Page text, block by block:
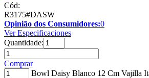
Cód:
R3175#DASW
Opinião dos Consumidores:0
Ver Especificaciones
Quantidade:
Comprar
Bowl Daisy Blanco 12 Cm Vajilla